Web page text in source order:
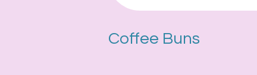
Coffee Buns